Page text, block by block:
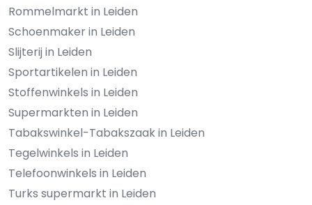
Rommelmarkt in Leiden
Schoenmaker in Leiden
Slijterij in Leiden
Sportartikelen in Leiden
Stoffenwinkels in Leiden
Supermarkten in Leiden
Tabakswinkel-Tabakszaak in Leiden
Tegelwinkels in Leiden
Telefoonwinkels in Leiden
Turks supermarkt in Leiden